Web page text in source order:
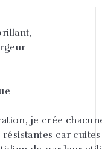
je crée
car